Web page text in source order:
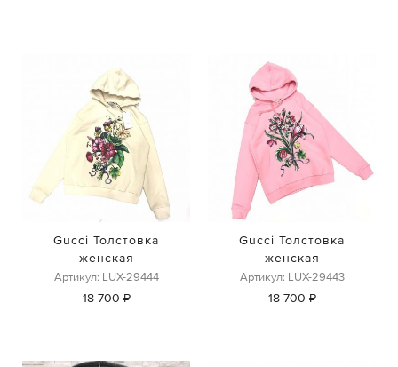
Gucci Толстовка
женская
Артикул: LUX-29444
18 700 ₽
Gucci Толстовка
женская
Артикул: LUX-29443
18 700 ₽